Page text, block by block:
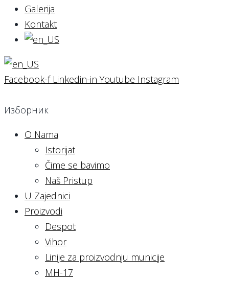
Galerija
Kontakt
Facebook-f Linkedin-in Youtube Instagram
Изборник
O Nama
Istorijat
Čime se bavimo
Naš Pristup
U Zajednici
Proizvodi
Despot
Vihor
Linije za proizvodnju municije
MH-17